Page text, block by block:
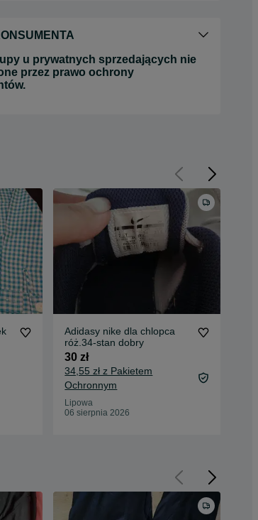
u prywatnych sprzedających nie
przez prawo ochrony
Adidasy nike dla chlopca
róż.34-stan dobry
30 zł
34,55 zł z Pakietem
Ochronnym
Lipowa
06 sierpnia 2026